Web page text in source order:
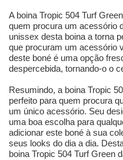
A boina Tropic 504 Turf
quem procura um acessório
unissex desta boina a torna
que procuram um acessório
deste boné é uma opção
despercebida, tornando-o o
Resumindo, a boina Tropic
perfeito para quem procura
um único acessório. Seu
uma boa escolha para
adicionar este boné à sua
seus looks do dia a dia.
boina Tropic 504 Turf Green